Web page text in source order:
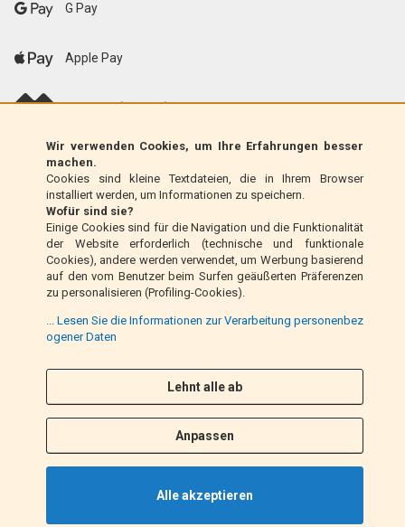
Wir verwenden Cookies, um Ihre Erfahrungen besser
machen.
Cookies sind kleine Textdateien, die in Ihrem Browser
installiert werden, um Informationen zu speichern.
Wofür sind sie?
Einige Cookies sind für die Navigation und die Funktionalität
der Website erforderlich (technische und funktionale
Cookies), andere werden verwendet, um Werbung basierend
auf den vom Benutzer beim Surfen geäußerten Präferenzen
zu personalisieren (Profiling-Cookies).
... Lesen Sie die Informationen zur Verarbeitung personenbez
ogener Daten
Lehnt alle ab
Anpassen
Alle akzeptieren
G Pay
Apple Pay
scalapay (EU only)
Klarna (nur EU)
Zahlungsanweisung (nur Italien)
Nachnahme (nur Italien)
F
c
e
I
s
t